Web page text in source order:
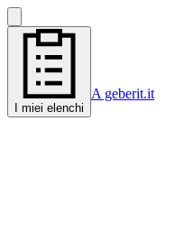
I miei elenchi
A geberit.it